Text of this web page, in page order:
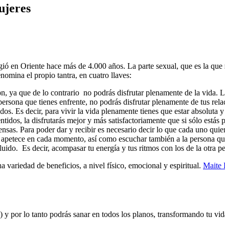
Oriente hace más de 4.000 años. La parte sexual, que es la
el propio tantra, en cuatro llaves:
ya que de lo contrario no podrás disfrutar plenamente de la vida.
que tienes enfrente, no podrás disfrutar plenamente de tus
Es decir, para vivir la vida plenamente tienes que estar
la disfrutarás mejor y más satisfactoriamente que si sólo estás
Para poder dar y recibir es necesario decir lo que cada uno
en cada momento, así como escuchar también a la persona
Es decir, acompasar tu energía y tus ritmos con los de la otra
variedad de beneficios, a nivel físico, emocional y espiritual. Maite
por lo tanto podrás sanar en todos los planos, transformando tu